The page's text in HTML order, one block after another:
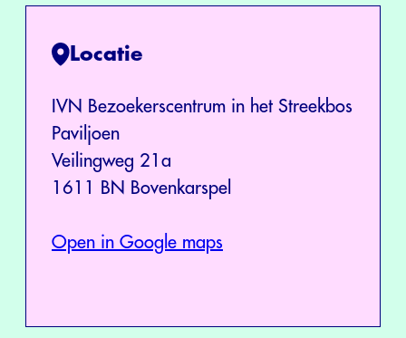
Locatie
IVN Bezoekerscentrum in het Streekbos
Paviljoen
Veilingweg 21a
1611 BN Bovenkarspel
Open in Google maps